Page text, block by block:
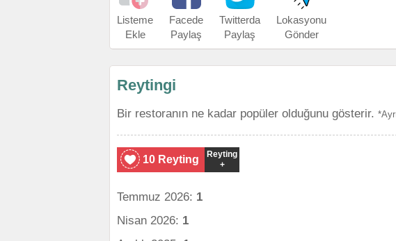
Listeme
Ekle
Facede
Paylaş
Twitterda
Paylaş
Lokasyonu
Gönder
Reytingi
Bir restoranın ne kadar popüler olduğunu gösterir.
10 Reyting
Reyting
+
Temmuz 2026: 1
Nisan 2026: 1